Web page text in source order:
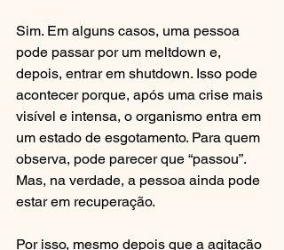
Sim. Em alguns casos, uma pessoa
pode passar por um meltdown e,
depois, entrar em shutdown. Isso pode
acontecer porque, após uma crise mais
visível e intensa, o organismo entra em
um estado de esgotamento. Para quem
observa, pode parecer que “passou”.
Mas, na verdade, a pessoa ainda pode
estar em recuperação.
Por isso, mesmo depois que a agitação